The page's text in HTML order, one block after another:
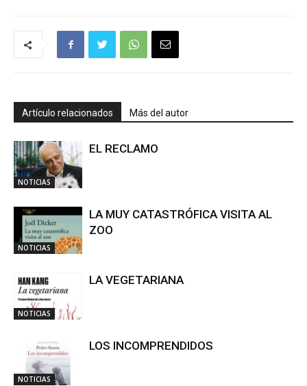
Artículo relacionados Más del autor
NOTICIAS
EL RECLAMO
NOTICIAS
LA MUY CATASTRÓFICA VISITA AL
ZOO
NOTICIAS
LA VEGETARIANA
NOTICIAS
LOS INCOMPRENDIDOS